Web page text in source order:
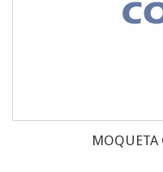
MOQUETA